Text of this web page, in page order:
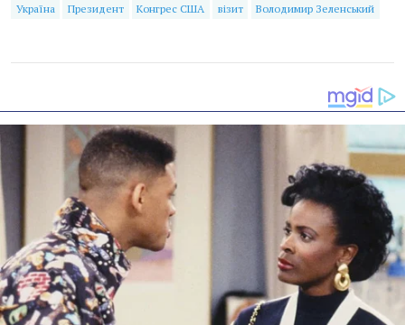
Україна Президент Конгрес США візит Володимир Зеленський